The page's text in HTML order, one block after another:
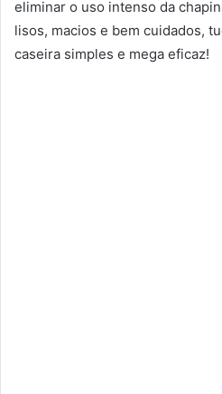
eliminar o uso intenso da
lisos, macios e bem cuidados,
caseira simples e mega eficaz!